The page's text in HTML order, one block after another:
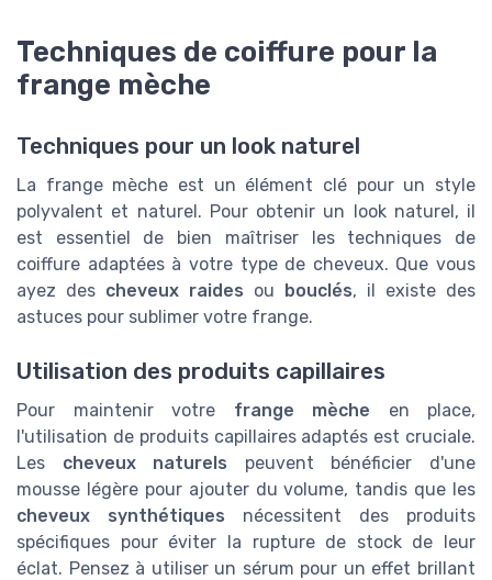
Techniques de coiffure pour la
frange mèche
Techniques pour un look naturel
La frange mèche est un élément clé pour un style
polyvalent et naturel. Pour obtenir un look naturel, il
est essentiel de bien maîtriser les techniques de
coiffure adaptées à votre type de cheveux. Que vous
ayez des cheveux raides ou bouclés, il existe des
astuces pour sublimer votre frange.
Utilisation des produits capillaires
Pour maintenir votre frange mèche en place,
l'utilisation de produits capillaires adaptés est cruciale.
Les cheveux naturels peuvent bénéficier d'une
mousse légère pour ajouter du volume, tandis que les
cheveux synthétiques nécessitent des produits
spécifiques pour éviter la rupture de stock de leur
éclat. Pensez à utiliser un sérum pour un effet brillant